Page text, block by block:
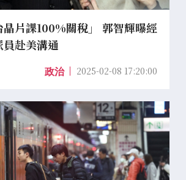
晶片課100%關稅」 郭智輝曝經
赴美溝通
政治 2025-02-08 17:20:00